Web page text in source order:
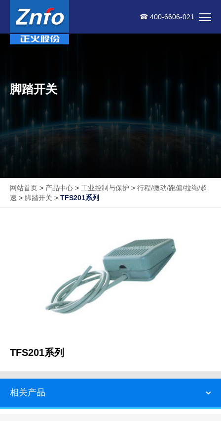
☎ 400-6606-021
脚踏开关
网站首页 > 产品中心 > 工业控制与保护 > 行程/微动/跑偏/拉绳/超
速 > 脚踏开关 > TFS201系列
TFS201系列
相关产品